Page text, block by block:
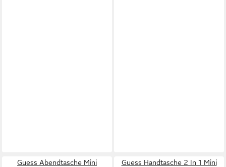
Guess Abendtasche Mini
Guess Handtasche 2 In 1 Mini